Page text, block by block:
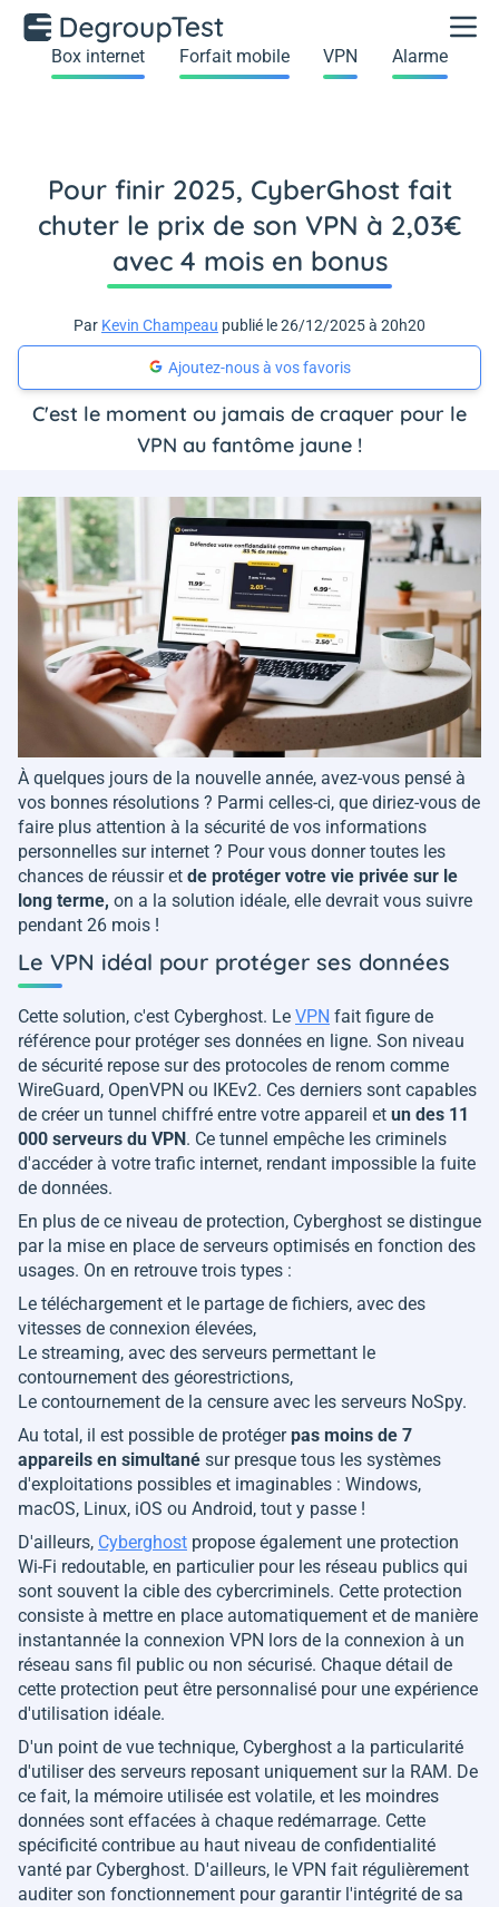
Box internet Forfait mobile VPN Alarme
Pour finir 2025, CyberGhost fait
chuter le prix de son VPN à 2,03€
avec 4 mois en bonus
Par Kevin Champeau publié le 26/12/2025 à 20h20
Ajoutez-nous à vos favoris
C'est le moment ou jamais de craquer pour le
VPN au fantôme jaune !
À quelques jours de la nouvelle année, avez-vous pensé à
vos bonnes résolutions ? Parmi celles-ci, que diriez-vous de
faire plus attention à la sécurité de vos informations
personnelles sur internet ? Pour vous donner toutes les
chances de réussir et de protéger votre vie privée sur le
long terme, on a la solution idéale, elle devrait vous suivre
pendant 26 mois !
Le VPN idéal pour protéger ses données
Cette solution, c'est Cyberghost. Le VPN fait figure de
référence pour protéger ses données en ligne. Son niveau
de sécurité repose sur des protocoles de renom comme
WireGuard, OpenVPN ou IKEv2. Ces derniers sont capables
de créer un tunnel chiffré entre votre appareil et un des 11
000 serveurs du VPN. Ce tunnel empêche les criminels
d'accéder à votre trafic internet, rendant impossible la fuite
de données.
En plus de ce niveau de protection, Cyberghost se distingue
par la mise en place de serveurs optimisés en fonction des
usages. On en retrouve trois types :
Le téléchargement et le partage de fichiers, avec des
vitesses de connexion élevées,
Le streaming, avec des serveurs permettant le
contournement des géorestrictions,
Le contournement de la censure avec les serveurs NoSpy.
Au total, il est possible de protégerpas moins de 7
appareils en simultané sur presque tous les systèmes
d'exploitations possibles et imaginables : Windows,
macOS, Linux, iOS ou Android, tout y passe !
D'ailleurs, Cyberghost propose également une protection
Wi-Fi redoutable, en particulier pour les réseau publics qui
sont souvent la cible des cybercriminels. Cette protection
consiste à mettre en place automatiquement et de manière
instantannée la connexion VPN lors de la connexion à un
réseau sans fil public ou non sécurisé. Chaque détail de
cette protection peut être personnalisé pour une expérience
d'utilisation idéale.
D'un point de vue technique, Cyberghost a la particularité
d'utiliser des serveurs reposant uniquement sur la RAM. De
ce fait, la mémoire utilisée est volatile, et les moindres
données sont effacées à chaque redémarrage. Cette
spécificité contribue au haut niveau de confidentialité
vanté par Cyberghost. D'ailleurs, le VPN fait régulièrement
auditer son fonctionnement pour garantir l'intégrité de sa